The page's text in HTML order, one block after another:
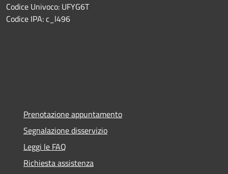
Codice Univoco: UFYG6T
Codice IPA: c_l496
Prenotazione appuntamento
Segnalazione disservizio
Leggi le FAQ
Richiesta assistenza